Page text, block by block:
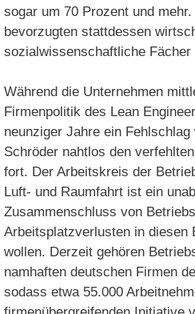
sogar um 70 Prozent und
bevorzugten stattdessen
sozialwissenschaftliche
Während die Unternehmen
Firmenpolitik des Lean
neunziger Jahre ein
Schröder nahtlos den
fort. Der Arbeitskreis der
Luft- und Raumfahrt ist ein
Zusammenschluss von
Arbeitsplatzverlusten in diesen
wollen. Derzeit gehören
namhaften deutschen Firmen
sodass etwa 55.000